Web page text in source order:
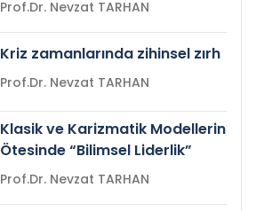
Prof.Dr. Nevzat TARHAN
Kriz zamanlarında zihinsel zırh
Prof.Dr. Nevzat TARHAN
Klasik ve Karizmatik Modellerin
Ötesinde “Bilimsel Liderlik”
Prof.Dr. Nevzat TARHAN